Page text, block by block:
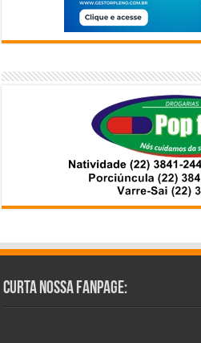
Curta Nossa Fanpage: